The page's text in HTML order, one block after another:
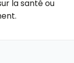
la santé ou